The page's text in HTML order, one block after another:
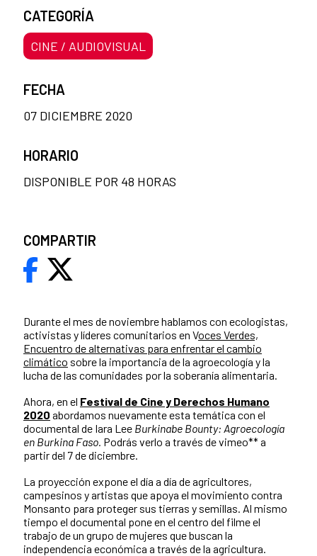
Durante el mes de noviembre hablamos con ecologistas,
activistas y líderes comunitarios en Voces Verdes,
Encuentro de alternativas para enfrentar el cambio
climático sobre la importancia de la agroecología y la
lucha de las comunidades por la soberanía alimentaria.
Ahora, en el Festival de Cine y Derechos Humano
2020 abordamos nuevamente esta temática con el
documental de Iara Lee Burkinabe Bounty: Agroecología
en Burkina Faso. Podrás verlo a través de vimeo** a
partir del 7 de diciembre.
La proyección expone el día a día de agricultores,
campesinos y artistas que apoya el movimiento contra
Monsanto para proteger sus tierras y semillas. Al mismo
tiempo el documental pone en el centro del filme el
trabajo de un grupo de mujeres que buscan la
independencia económica a través de la agricultura.
CATEGORÍA
CINE / AUDIOVISUAL
FECHA
07 DICIEMBRE 2020
HORARIO
DISPONIBLE POR 48 HORAS
COMPARTIR